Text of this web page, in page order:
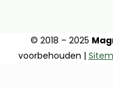
© 2018 – 2025
voorbehouden |